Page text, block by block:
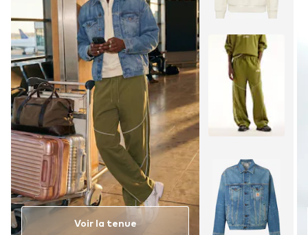
Voir la tenue